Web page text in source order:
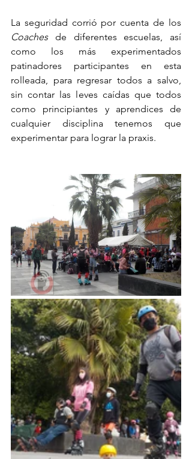
Coaches de diferentes escuelas, así
como los más experimentados
patinadores participantes en esta
rolleada, para regresar todos a salvo,
sin contar las leves caídas que todos
como principiantes y aprendices de
cualquier disciplina tenemos que
experimentar para lograr la praxis.